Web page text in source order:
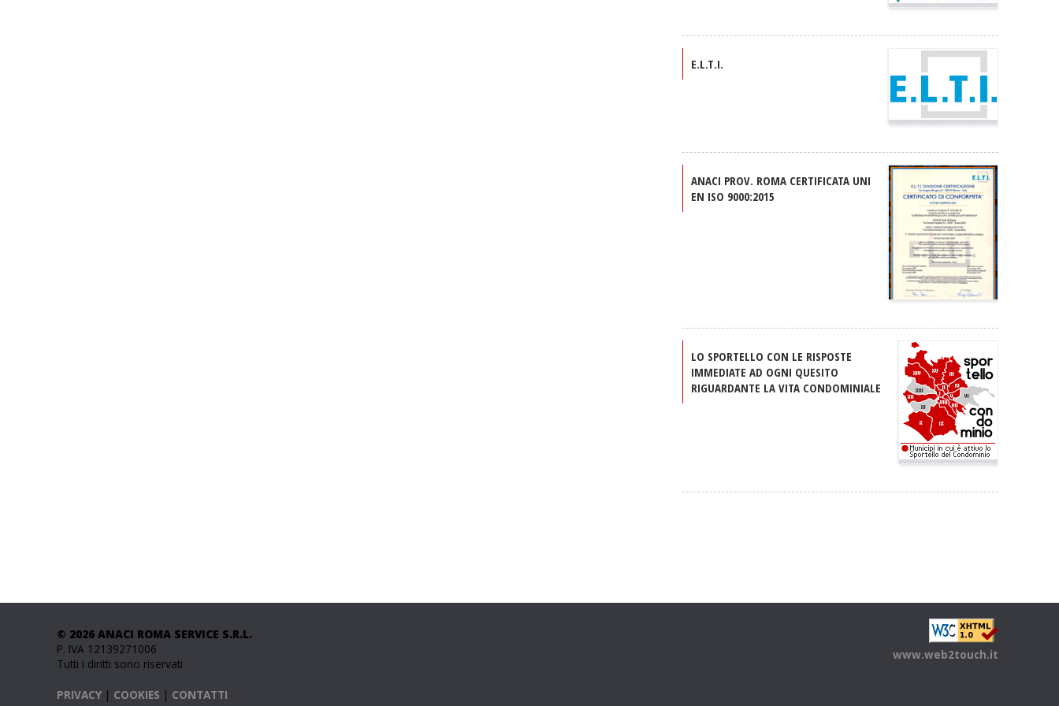
E.L.T.I.
ANACI PROV. ROMA CERTIFICATA UNI
EN ISO 9000:2015
LO SPORTELLO CON LE RISPOSTE
IMMEDIATE AD OGNI QUESITO
RIGUARDANTE LA VITA CONDOMINIALE
© 2026 ANACI ROMA SERVICE S.R.L.
P. IVA 12139271006
Tutti i diritti sono riservati
PRIVACY | COOKIES | CONTATTI
www.web2touch.it